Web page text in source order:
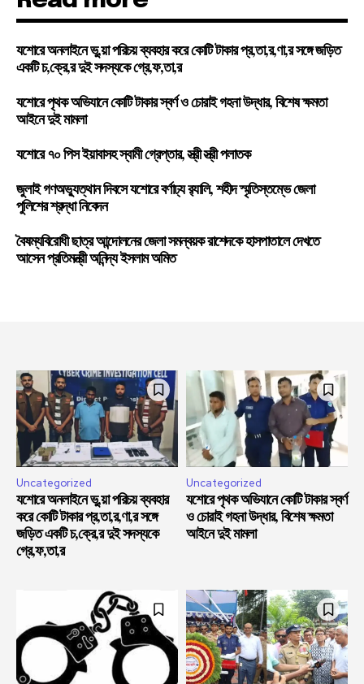
যশোরে অনলাইনে ভু,য়া পরিচয় ব্যবহার করে কোটি টাকার প্র,তা,র,ণা,র সঙ্গে জড়িত
একটি চ,ক্রে,র দুই সদস্যকে গ্রে,ফ,তা,র
যশোরে পৃথক অভিযানে কোটি টাকার স্বর্ণ ও চোরাই গহনা উদ্ধার, বিশেষ ক্ষমতা
আইনে দুই মামলা
যশোরে ৭০ পিস ইয়াবাসহ স্বামী গ্রেপ্তার, স্ত্রী স্ত্রী পলাতক
জুলাই গণঅভ্যুত্থান দিবসে যশোরে বর্ণাঢ্য র‍্যালি, শহীদ স্মৃতিস্তম্ভে জেলা
পুলিশের শ্রদ্ধা নিবেদন
বৈষম্যবিরোধী ছাত্র আন্দোলনের জেলা সমন্বয়ক রাশেদকে হাসপাতালে দেখতে
আসেন প্রতিমন্ত্রী অনিন্দ্য ইসলাম অমিত
Uncategorized
যশোরে অনলাইনে ভু,য়া পরিচয় ব্যবহার
করে কোটি টাকার প্র,তা,র,ণা,র সঙ্গে
জড়িত একটি চ,ক্রে,র দুই সদস্যকে
গ্রে,ফ,তা,র
Uncategorized
যশোরে পৃথক অভিযানে কোটি টাকার স্বর্ণ
ও চোরাই গহনা উদ্ধার, বিশেষ ক্ষমতা
আইনে দুই মামলা